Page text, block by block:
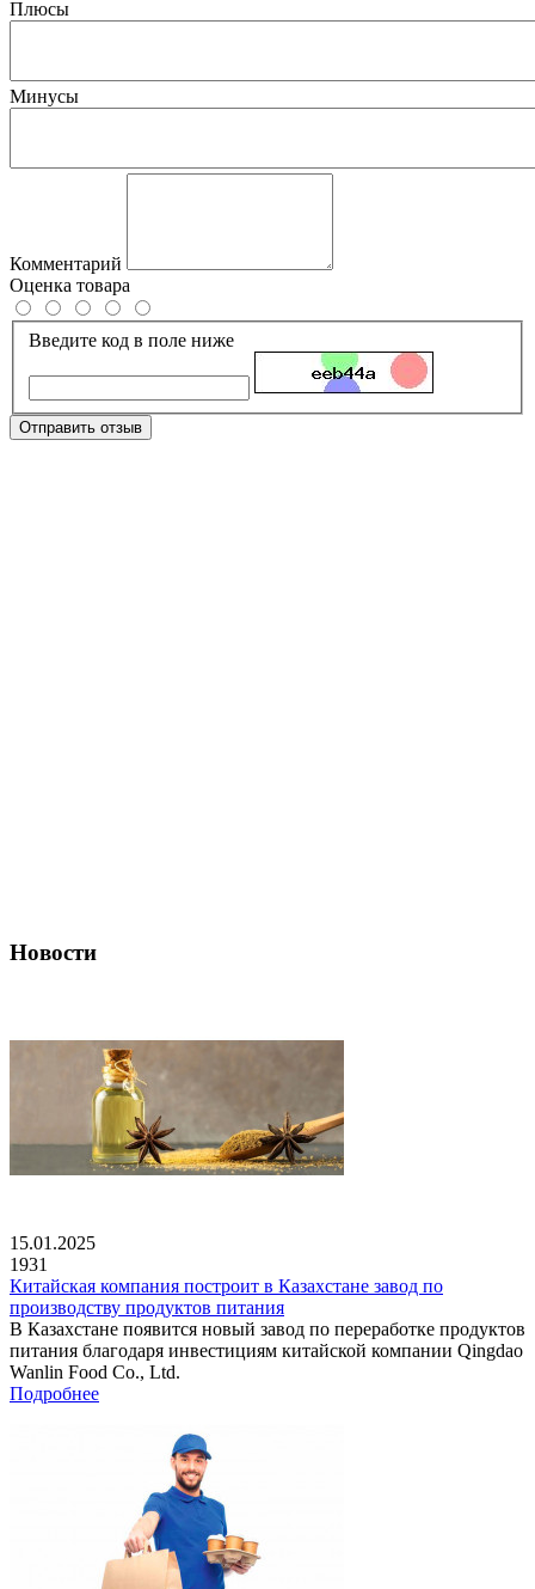
Плюсы
Минусы
Комментарий
Оценка товара
Введите код в поле ниже
Отправить отзыв
Новости
15.01.2025
1931
Китайская компания построит в Казахстане завод по
производству продуктов питания
В Казахстане появится новый завод по переработке продуктов
питания благодаря инвестициям китайской компании Qingdao
Wanlin Food Co., Ltd.
Подробнее